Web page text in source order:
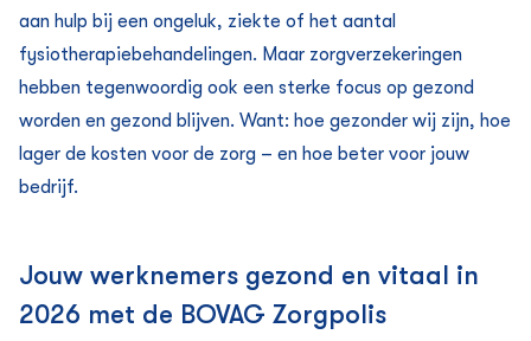
aan hulp bij een ongeluk, ziekte of het aantal
fysiotherapiebehandelingen. Maar zorg­verzekeringen
hebben tegenwoordig ook een sterke focus op gezond
worden en gezond blijven. Want: hoe gezonder wij zijn, hoe
lager de kosten voor de zorg – en hoe beter voor jouw
bedrijf.
Jouw werknemers gezond en vitaal in
2026 met de BOVAG Zorgpolis